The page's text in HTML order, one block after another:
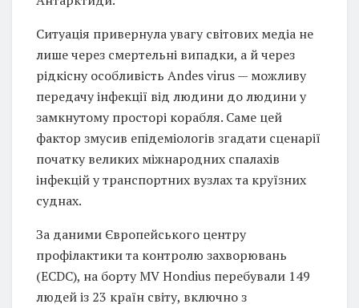
Ситуація привернула увагу світових медіа не
лише через смертельні випадки, а й через
рідкісну особливість Andes virus — можливу
передачу інфекції від людини до людини у
замкнутому просторі корабля. Саме цей
фактор змусив епідеміологів згадати сценарії
початку великих міжнародних спалахів
інфекцій у транспортних вузлах та круїзних
суднах.
За даними Європейського центру
профілактики та контролю захворювань
(ECDC), на борту MV Hondius перебували 149
людей із 23 країн світу, включно з